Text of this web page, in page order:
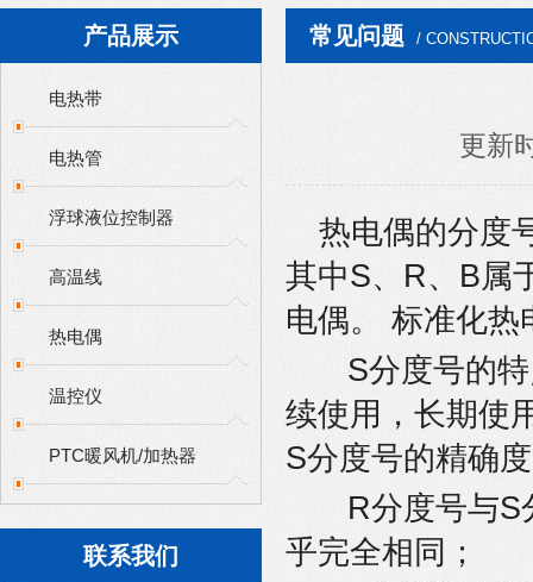
产品展示
电热带
电热管
浮球液位控制器
高温线
热电偶
温控仪
PTC暖风机/加热器
联系我们
常见问题 /
更新
热电偶的分度
其中S、R、B属
电偶。 标准化
S分度号的特
续使用，长期使
S分度号的精确
R分度号与S
乎完全相同；